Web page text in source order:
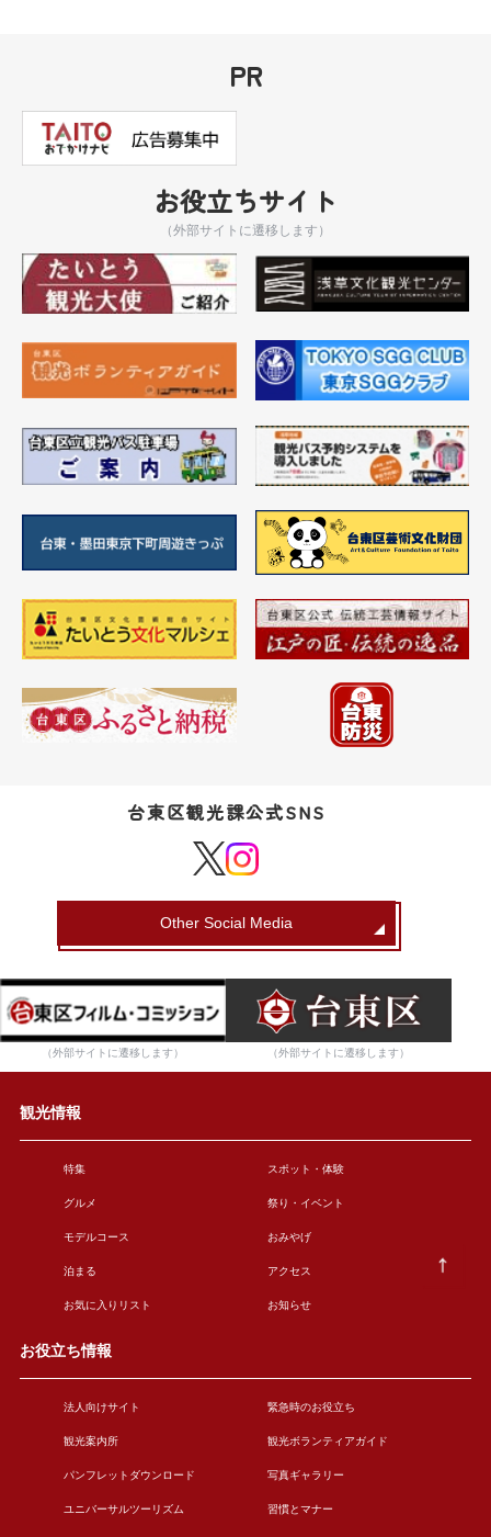
PR
お役立ちサイト
（外部サイトに遷移します）
台東区観光課公式SNS
Other Social Media
（外部サイトに遷移します） （外部サイトに遷移します）
観光情報
特集 スポット・体験
グルメ 祭り・イベント
モデルコース おみやげ
泊まる アクセス
お気に入りリスト お知らせ
お役立ち情報
法人向けサイト 緊急時のお役立ち
観光案内所 観光ボランティアガイド
パンフレットダウンロード 写真ギャラリー
ユニバーサルツーリズム 習慣とマナー